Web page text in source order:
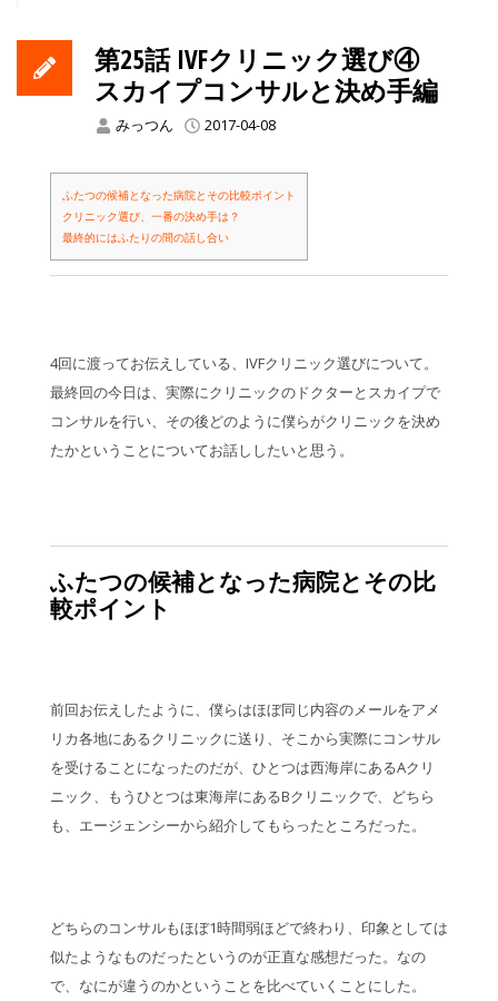
第25話 IVFクリニック選び④
スカイプコンサルと決め手編
みっつん 2017-04-08
ふたつの候補となった病院とその比較ポイント
クリニック選び、一番の決め手は？
最終的にはふたりの間の話し合い
4回に渡ってお伝えしている、IVFクリニック選びについて。
最終回の今日は、実際にクリニックのドクターとスカイプで
コンサルを行い、その後どのように僕らがクリニックを決め
たかということについてお話ししたいと思う。
ふたつの候補となった病院とその比
較ポイント
前回お伝えしたように、僕らはほぼ同じ内容のメールをアメ
リカ各地にあるクリニックに送り、そこから実際にコンサル
を受けることになったのだが、ひとつは西海岸にあるAクリ
ニック、もうひとつは東海岸にあるBクリニックで、どちら
も、エージェンシーから紹介してもらったところだった。
どちらのコンサルもほぼ1時間弱ほどで終わり、印象としては
似たようなものだったというのが正直な感想だった。なの
で、なにが違うのかということを比べていくことにした。